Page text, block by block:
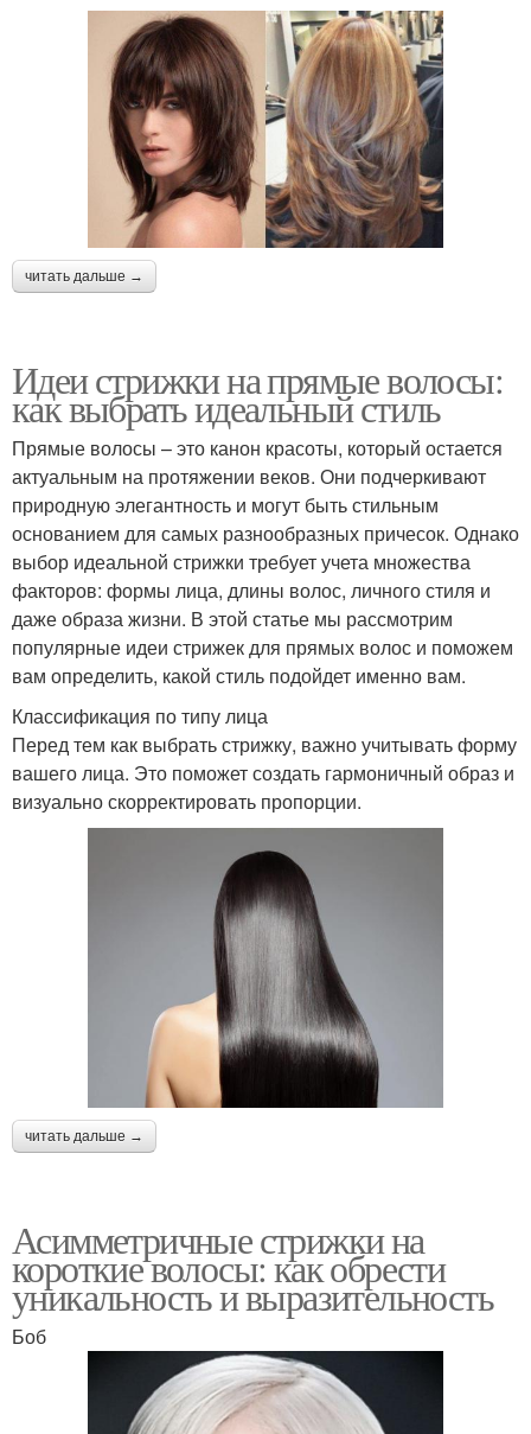
читать дальше →
Идеи стрижки на прямые волосы:
как выбрать идеальный стиль
Прямые волосы – это канон красоты, который остается
актуальным на протяжении веков. Они подчеркивают
природную элегантность и могут быть стильным
основанием для самых разнообразных причесок. Однако
выбор идеальной стрижки требует учета множества
факторов: формы лица, длины волос, личного стиля и
даже образа жизни. В этой статье мы рассмотрим
популярные идеи стрижек для прямых волос и поможем
вам определить, какой стиль подойдет именно вам.
Классификация по типу лица
Перед тем как выбрать стрижку, важно учитывать форму
вашего лица. Это поможет создать гармоничный образ и
визуально скорректировать пропорции.
читать дальше →
Асимметричные стрижки на
короткие волосы: как обрести
уникальность и выразительность
Боб